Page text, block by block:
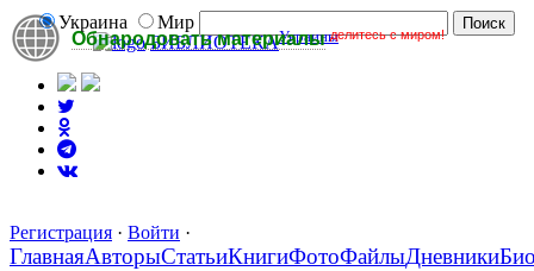
Обнародовать материалы делитесь с миром!
Украина
Мир
БИБЛИОТЕКАУкраины
Регистрация · Войти ·
ГлавнаяАвторыСтатьиКнигиФотоФайлыДневники